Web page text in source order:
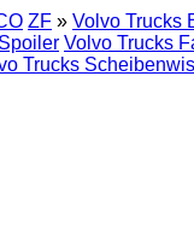
ZF » Volvo Trucks
Volvo Trucks
Trucks